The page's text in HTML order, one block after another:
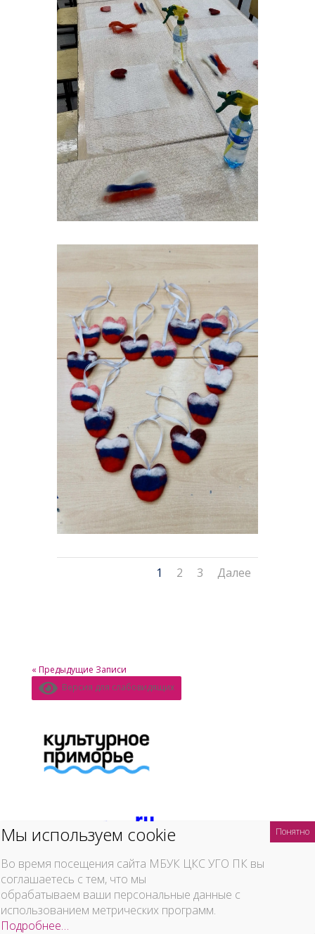
1 2 3 Далее
« Предыдущие Записи
Версия для слабовидящих
Во время посещения сайта МБУК ЦКС УГО ПК вы
соглашаетесь с тем, что мы
обрабатываем ваши персональные данные с
использованием метрических программ.
Подробнее…